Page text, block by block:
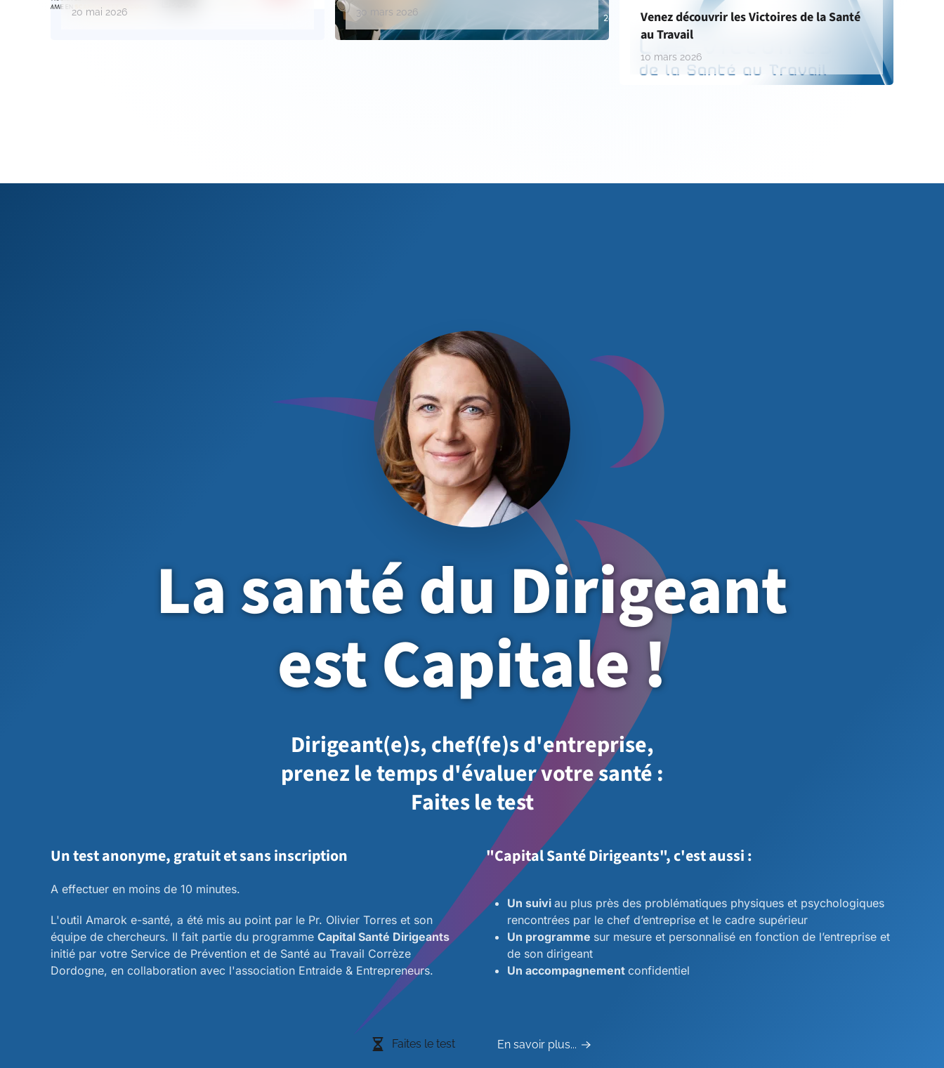
20 mai 2026 30 mars 2026
Venez découvrir les Victoires de la Santé
au Travail
10 mars 2026
La santé du Dirigeant
est Capitale !
Dirigeant(e)s, chef(fe)s d'entreprise,
prenez le temps d'évaluer votre santé :
Faites le test
Un test anonyme, gratuit et sans inscription
A effectuer en moins de 10 minutes.
L'outil Amarok e-santé, a été mis au point par le Pr. Olivier Torres et son
équipe de chercheurs. II fait partie du programme Capital Santé Dirigeants
initié par votre Service de Prévention et de Santé au Travail Corrèze
Dordogne, en collaboration avec l'association Entraide & Entrepreneurs.
"Capital Santé Dirigeants", c'est aussi :
Un suivi au plus près des problématiques physiques et psychologiques
rencontrées par le chef d’entreprise et le cadre supérieur
Un programme sur mesure et personnalisé en fonction de l’entreprise et
de son dirigeant
Un accompagnement confidentiel
Faites le test En savoir plus...